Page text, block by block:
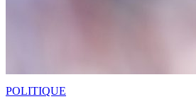
POLITIQUE